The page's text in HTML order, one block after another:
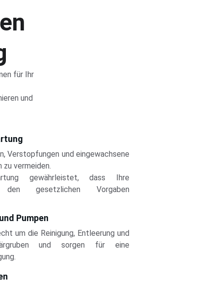
für Ihr
und
Pumpen
um die Reinigung, Entleerung und
und sorgen für eine
Verstopfungen und eingewachsene
zu vermeiden.
gewährleistet, dass Ihre
den gesetzlichen Vorgaben